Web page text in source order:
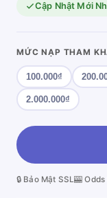
Cập Nhật Mới
MỨC NẠP THAM
100.000₫
2.000.000₫
🔒 Bảo Mật SSL🎰 Odds